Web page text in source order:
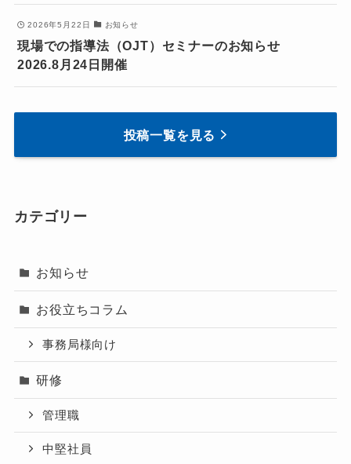
2026年5月22日 お知らせ
現場での指導法（OJT）セミナーのお知らせ
2026.8月24日開催
投稿一覧を見る
カテゴリー
お知らせ
お役立ちコラム
事務局様向け
研修
管理職
中堅社員